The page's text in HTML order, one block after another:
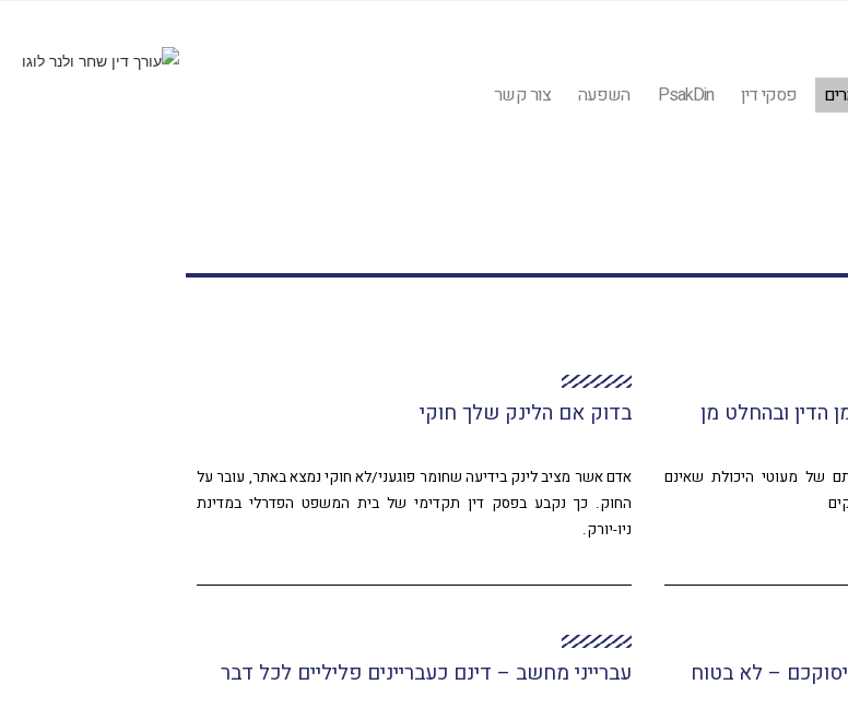
פסקי דין PsakDin השפעה צור קשר
הדין ובהחלט מן
של מעוטי היכולת שאינם
בדוק אם הלינק שלך חוקי
אדם אשר מציב לינק בידיעה שחומר פוגעני/לא חוקי נמצא באתר, עובר על
החוק. כך נקבע בפסק דין תקדימי של בית המשפט הפדרלי במדינת
ניו-יורק.
– לא בטוח
עברייני מחשב – דינם כעבריינים פליליים לכל דבר